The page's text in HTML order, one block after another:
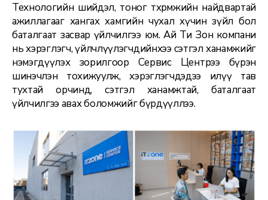
Технологийн шийдэл, тоног төхөөрөмжийн найдвартай
ажиллагааг хангах хамгийн чухал хүчин зүйл бол
баталгаат засвар үйлчилгээ юм. Ай Ти Зон компани
нь хэрэглэгч, үйлчлүүлэгчдийнхээ сэтгэл ханамжийг
нэмэгдүүлэх зорилгоор Сервис Центрээ бүрэн
шинэчлэн тохижуулж, хэрэглэгчдэдээ илүү тав
тухтай орчинд, сэтгэл ханамжтай, баталгаат
үйлчилгээ авах боломжийг бүрдүүллээ.